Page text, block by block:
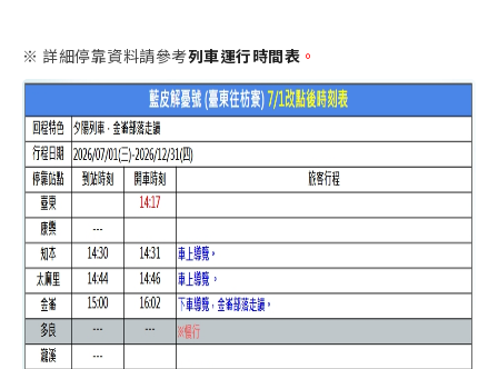
※ 詳細停靠資料請參考列車運行時間表 。